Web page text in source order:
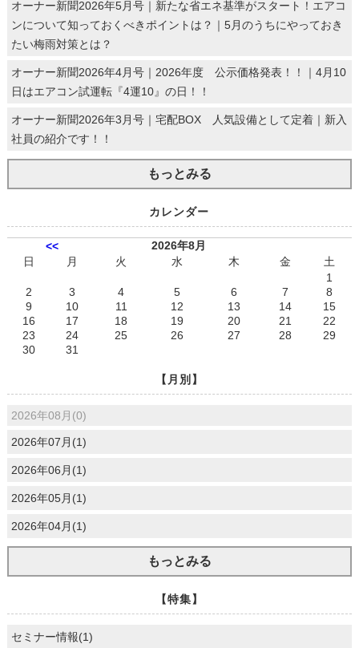
オーナー新聞2026年5月号｜新たな省エネ基準がスタート！エアコ
ンについて知っておくべきポイントは？｜5月のうちにやっておき
たい梅雨対策とは？
オーナー新聞2026年4月号｜2026年度 公示価格発表！！｜4月10
日はエアコン試運転『4運10』の日！！
オーナー新聞2026年3月号｜宅配BOX 人気設備として定着｜新入
社員の紹介です！！
もっとみる
カレンダー
<<
2026年8月
日
月 火 水 木 金
土
1
2
3 4 5 6 7
8
9
10 11 12 13 14
15
16
17 18 19 20 21
22
23
24 25 26 27 28
29
30
31
【月別】
2026年08月(0)
2026年07月(1)
2026年06月(1)
2026年05月(1)
2026年04月(1)
もっとみる
【特集】
セミナー情報(1)